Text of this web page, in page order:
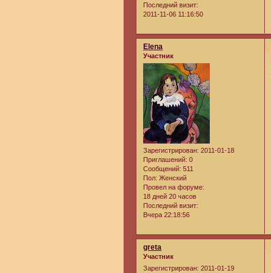
Последний визит:
2011-11-06 11:16:50
Elena
Участник
Зарегистрирован: 2011-01-18
Приглашений: 0
Сообщений: 511
Пол: Женский
Провел на форуме:
18 дней 20 часов
Последний визит:
Вчера 22:18:56
greta
Участник
Зарегистрирован: 2011-01-19